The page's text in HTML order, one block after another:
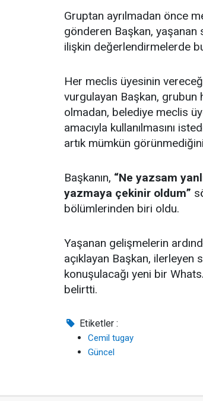
Gruptan ayrılmadan önce
gönderen Başkan, yaşanan
ilişkin değerlendirmelerde
Her meclis üyesinin
vurgulayan Başkan, grubun
olmadan, belediye meclis
amacıyla kullanılmasını
artık mümkün
Başkanın, “Ne yazsam
yazmaya çekinir oldum”
bölümlerinden biri oldu.
Yaşanan gelişmelerin
açıklayan Başkan, ilerleyen
konuşulacağı yeni bir
belirtti.
Etiketler :
Cemil tugay
Güncel